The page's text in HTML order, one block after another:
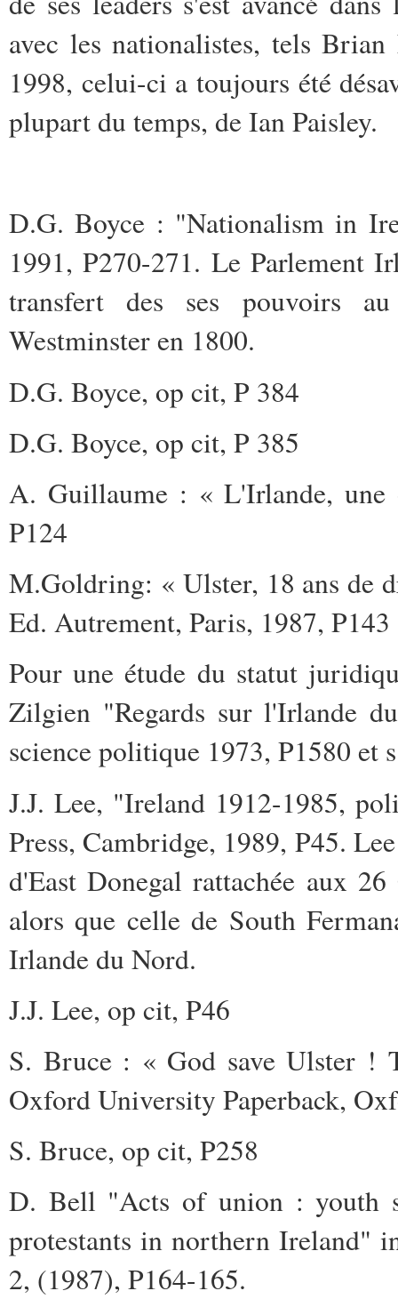
avec les nationalistes, tels
1998, celui-ci a toujours été
plupart du temps, de Ian Paisley.
D.G. Boyce : "Nationalism in
1991, P270-271. Le Parlement
transfert des ses pouvoirs
Westminster en 1800.
D.G. Boyce, op cit, P 384
D.G. Boyce, op cit, P 385
A. Guillaume : « L'Irlande, une
P124
M.Goldring: « Ulster, 18 ans de
Ed. Autrement, Paris, 1987, P143
Pour une étude du statut
Zilgien "Regards sur l'Irlande
science politique 1973, P1580 et
J.J. Lee, "Ireland 1912-1985,
Press, Cambridge, 1989, P45.
d'East Donegal rattachée aux
alors que celle de South
Irlande du Nord.
J.J. Lee, op cit, P46
S. Bruce : « God save Ulster !
Oxford University Paperback,
S. Bruce, op cit, P258
D. Bell "Acts of union : youth
protestants in northern Ireland"
2, (1987), P164-165.